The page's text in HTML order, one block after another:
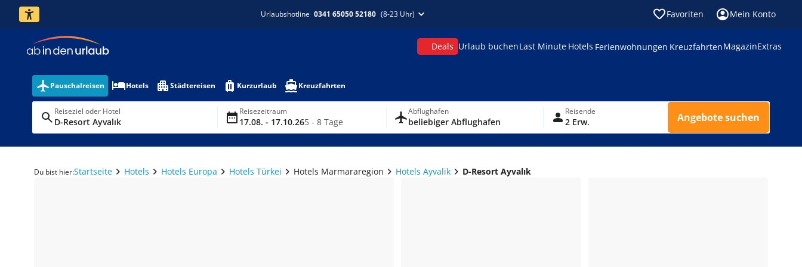
Urlaubshotline 0341 65050 52180 (8-23 Uhr) Favoriten Mein Konto
Deals Urlaub buchenLast Minute Hotels Ferienwohnungen KreuzfahrtenMagazinExtras
Pauschalreisen Hotels Städtereisen Kurzurlaub Kreuzfahrten
Reiseziel oder Hotel
D-Resort Ayvalık
Reisezeitraum
17.08. - 17.10.265 - 8 Tage
Abflughafen
beliebiger Abflughafen
Reisende
2 Erw. Angebote suchen
Du bist hier:Startseite Hotels Hotels Europa Hotels Türkei Hotels Marmararegion Hotels Ayvalik D-Resort Ayvalık